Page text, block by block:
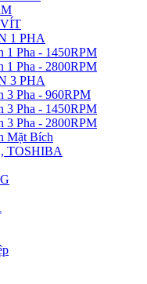
1 PHA
Pha - 1450RPM
Pha - 2800RPM
3 PHA
Pha - 960RPM
Pha - 1450RPM
Pha - 2800RPM
Mặt Bích
TOSHIBA